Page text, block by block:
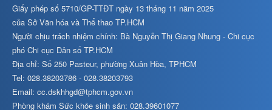
Giấy phép số 5710/GP-TTĐT ngày 13 tháng 11 năm 2025
của Sở Văn hóa và Thể thao TP.HCM
Người chịu trách nhiệm chính: Bà Nguyễn Thị Giang Nhung - Chi cục
phó Chi cục Dân số TP.HCM
Địa chỉ: Số 250 Pasteur, phường Xuân Hòa, TPHCM
Tel: 028.38203786 - 028.38203793
Email: cc.dskhhgd@tphcm.gov.vn
Phòng khám Sức khỏe sinh sản: 028.39601077